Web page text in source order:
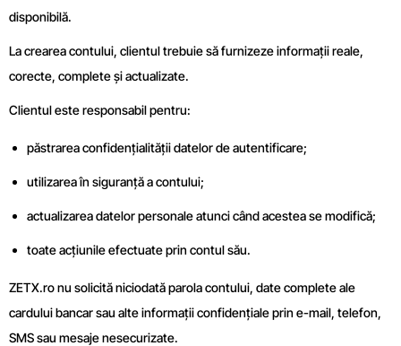
disponibilă.
La crearea contului, clientul trebuie să furnizeze informații reale,
corecte, complete și actualizate.
Clientul este responsabil pentru:
păstrarea confidențialității datelor de autentificare;
utilizarea în siguranță a contului;
actualizarea datelor personale atunci când acestea se modifică;
toate acțiunile efectuate prin contul său.
ZETX.ro nu solicită niciodată parola contului, date complete ale
cardului bancar sau alte informații confidențiale prin e-mail, telefon,
SMS sau mesaje nesecurizate.